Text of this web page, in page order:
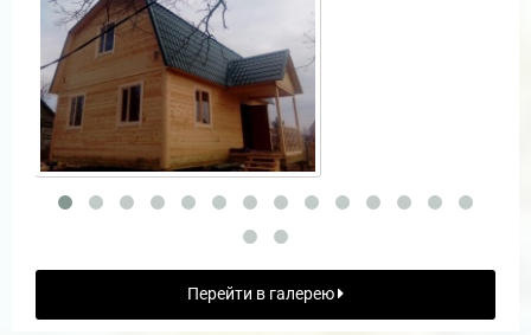
Перейти в галерею